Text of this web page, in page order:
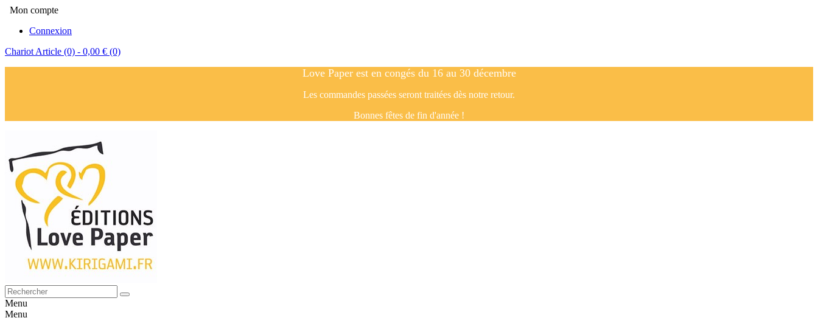
Mon compte
Connexion
Chariot Article (0) - 0,00 € (0)
Love Paper est en congés du 16 au 30 décembre
Les commandes passées seront traitées dès notre retour.
Bonnes fêtes de fin d'année !
Menu
Menu